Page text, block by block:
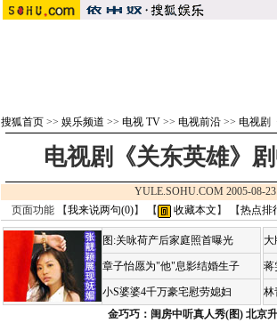
搜狐首页 >> 娱乐频道 >> 电视 TV >> 电视前沿 >> 电视剧
电视剧《关东英雄》
YULE.SOHU.COM 2005-08-
页面功能 【我来说两句(0)】 【 收藏本文 】 【热点排
图:关咏荷产后家庭照首曝光
章子怡愿为"他"息影结婚生子
小S婆婆4千万豪宅慰劳媳妇
大
蒋
林
金巧巧：闺房中听真人秀(图) 北京